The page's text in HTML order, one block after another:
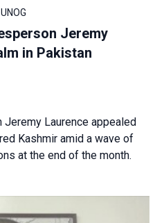
Jeremy
in Pakistan
Laurence appealed
Kashmir amid a wave of
at the end of the month.